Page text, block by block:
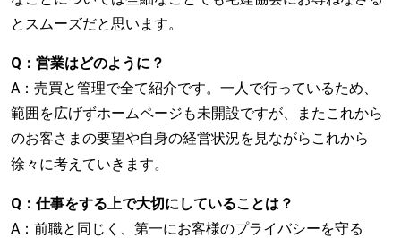
とスムーズだと思います。
Q： 営業はどのように？
A：売買と管理で全て紹介です。一人で行っているため、
範囲を広げずホームページも未開設ですが、またこれから
のお客さまの要望や自身の経営状況を見ながらこれから
徐々に考えていきます。
Q： 仕事をする上で大切にしていることは？
A：前職と同じく、第一にお客様のプライバシーを守る